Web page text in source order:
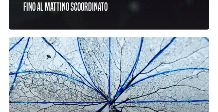
Fino al mattino scoordinato